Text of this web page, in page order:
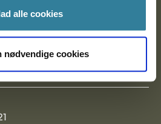
alle cookies
nødvendige cookies